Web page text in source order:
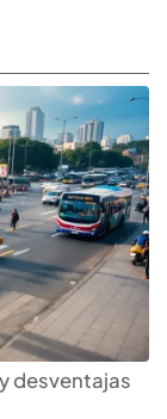
desventajas